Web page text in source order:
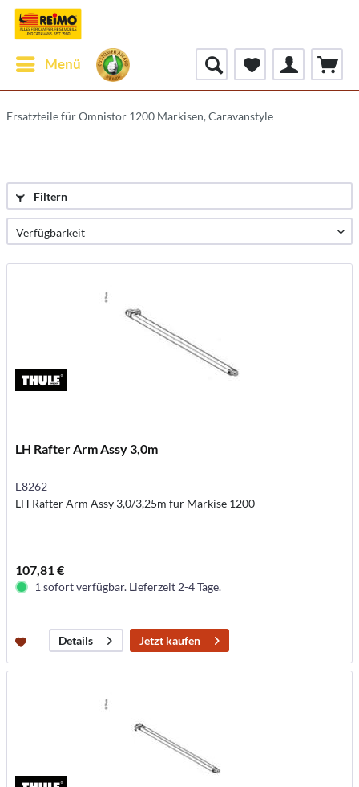
Menü
Ersatzteile für Omnistor 1200 Markisen, Caravanstyle
Filtern
LH Rafter Arm Assy 3,0m
E8262
LH Rafter Arm Assy 3,0/3,25m für Markise 1200
107,81 €
1 sofort verfügbar. Lieferzeit 2-4 Tage.
Details Jetzt kaufen